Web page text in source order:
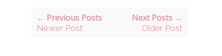
← Previous Posts
Newer Post
Next Posts →
Older Post